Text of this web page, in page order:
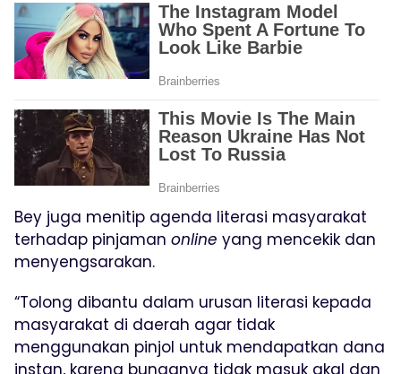
Bey juga menitip agenda literasi masyarakat
terhadap pinjaman online yang mencekik dan
menyengsarakan.
“Tolong dibantu dalam urusan literasi kepada
masyarakat di daerah agar tidak
menggunakan pinjol untuk mendapatkan dana